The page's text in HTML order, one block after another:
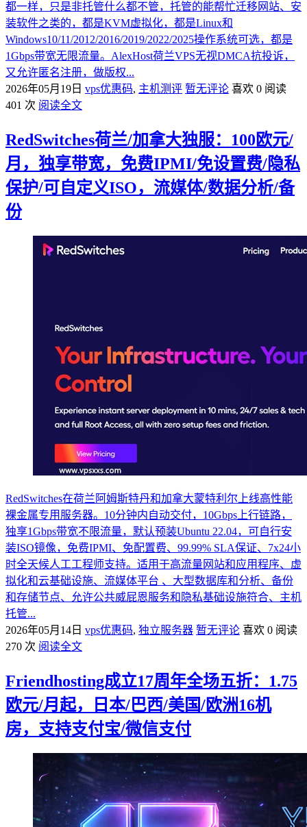
都一样，只是非托管什么都不管，托管的能帮忙迁移网站、安
装软件之类的，都是KVM虚拟化，都是Linux和
Windows10/11/2012/2016/2019/2022/2025操作系统可选，都是
1Gbps带宽无限流量。AlexHost荷兰VPS无视DMCA抗投诉，
又允许匿名注册，做版权...
2026年05月19日 vps优惠码, 主机测评 暂无评论 喜欢 0 阅读
401 次 阅读全文
RedSwitches荷兰/加拿大独服：100欧元/
月，独享带宽，免费IPMI/免设置费/隐私
保护/可自定义ISO，流媒体/数据分析/备
份
RedSwitches在荷兰阿姆斯特丹和加拿大蒙特利尔上线高性能
裸金属专用服务器。10分钟内自动交付，10Gbps上行链路，
独享1Gbps带宽不限流量，默认预装Ubuntu 22.04，可自行安
装ISO镜像，免费IPMI、免配置费、99.99% SLA保证、7x24小
时全天候人工工程师支持。适用于高流量网站和应用程序、虚
拟化和云基础设施、流媒体平台 、大型数据库和分析、备份
和存储节点、允许公共威屁恩服务和隐私基础设施符合、主机
托管...
2026年05月14日 vps优惠码, 独立服务器 暂无评论 喜欢 0 阅读
270 次 阅读全文
Friendhosting成立17周年全场五折：1.75
欧元/月起，日本/巴西/美国/欧洲16机
房，支持支付宝/微信支付